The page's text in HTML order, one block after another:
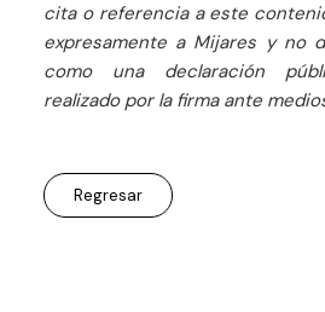
cita o referencia a este
expresamente a Mijares y no
como una declaración
realizado por la firma ante
Regresar